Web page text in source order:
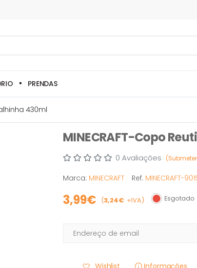
PRENDAS
430ml
MINECRAFT-Copo
0 Avaliações
Marca: MINECRAFT Ref. MINECRAFT-
3,99€ (3,24€ +IVA) Esgotado
Esgotado
Wishlist Informações